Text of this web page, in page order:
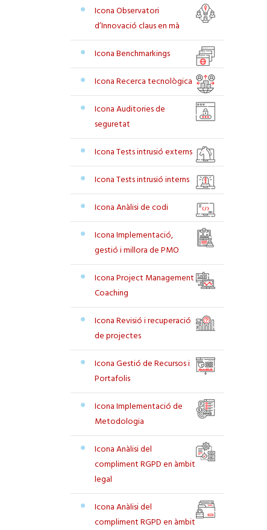
Icona Observatori
d’Innovació claus en mà
Icona Benchmarkings
Icona Recerca tecnològica
Icona Auditories de
seguretat
Icona Tests intrusió externs
Icona Tests intrusió interns
Icona Anàlisi de codi
Icona Implementació,
gestió i millora de PMO
Icona Project Management
Coaching
Icona Revisió i recuperació
de projectes
Icona Gestió de Recursos i
Portafolis
Icona Implementació de
Metodologia
Icona Anàlisi del
compliment RGPD en àmbit
legal
Icona Anàlisi del
compliment RGPD en àmbit